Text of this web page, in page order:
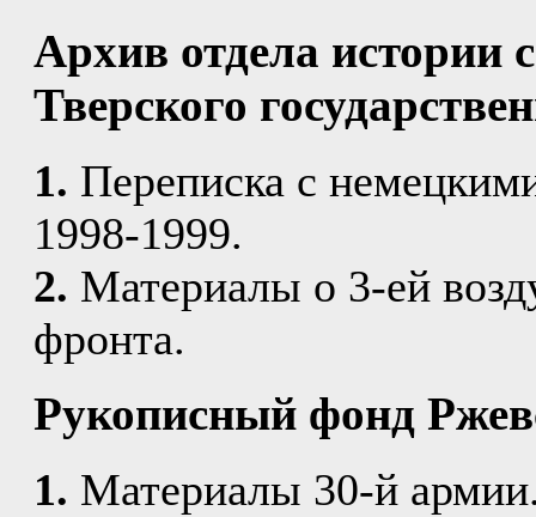
Архив отдела истории
Тверского
1. Переписка с
1998-1999.
2. Материалы о 3-ей
фронта.
Рукописный фонд
1. Материалы 30-й